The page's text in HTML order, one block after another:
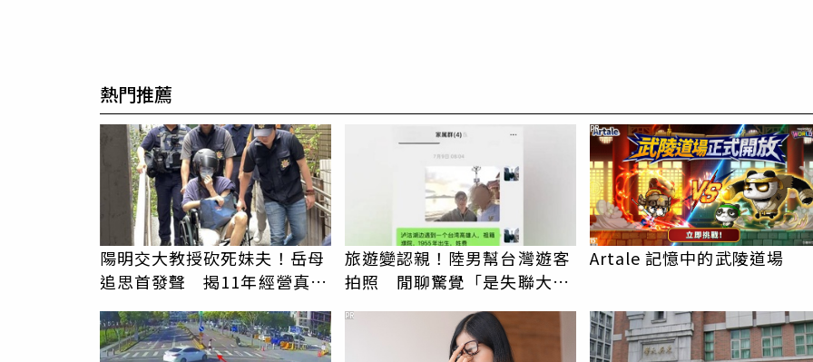
熱門推薦
陽明交大教授砍死妹夫！岳母
追思首發聲 揭11年經營真相
旅遊變認親！陸男幫台灣遊客
拍照 閒聊驚覺「是失聯大
Artale 記憶中的武陵道場
PR
PR